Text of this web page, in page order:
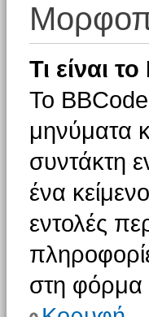
Τι είναι
Το BBCode
μηνύματα
συντάκτη
ένα
εντολές
στη φόρμα